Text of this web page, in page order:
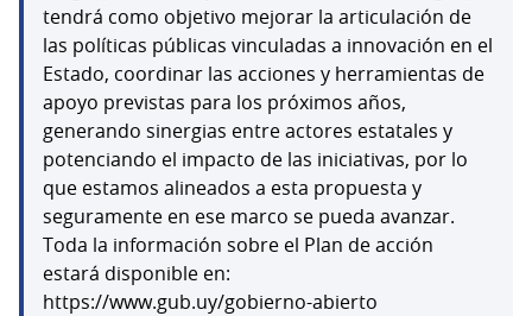
tendrá como objetivo mejorar la articulación de
las políticas públicas vinculadas a innovación en el
Estado, coordinar las acciones y herramientas de
apoyo previstas para los próximos años,
generando sinergias entre actores estatales y
potenciando el impacto de las iniciativas, por lo
que estamos alineados a esta propuesta y
seguramente en ese marco se pueda avanzar.
Toda la información sobre el Plan de acción
estará disponible en:
https://www.gub.uy/gobierno-abierto